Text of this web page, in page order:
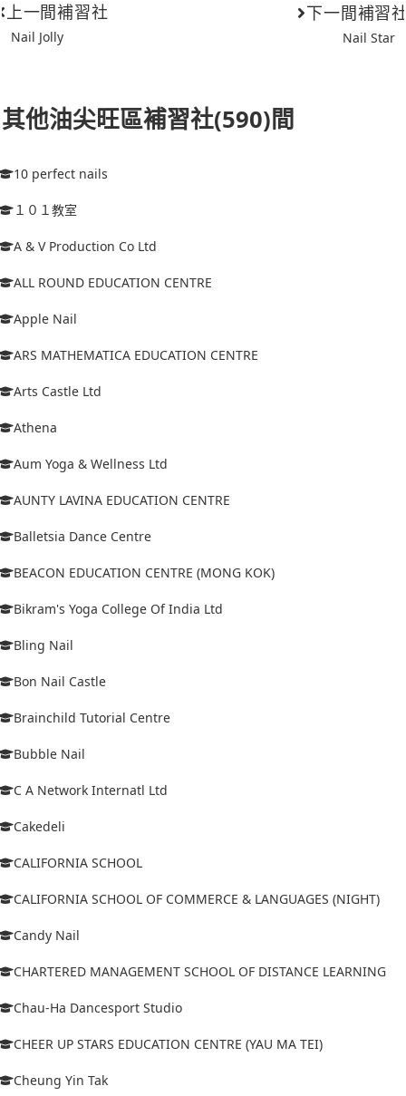
上一間補習社
Nail Jolly
下一間補習
Nail Star
其他油尖旺區補習社(590)間
10 perfect nails
１０１教室
A & V Production Co Ltd
ALL ROUND EDUCATION CENTRE
Apple Nail
ARS MATHEMATICA EDUCATION CENTRE
Arts Castle Ltd
Athena
Aum Yoga & Wellness Ltd
AUNTY LAVINA EDUCATION CENTRE
Balletsia Dance Centre
BEACON EDUCATION CENTRE (MONG KOK)
Bikram's Yoga College Of India Ltd
Bling Nail
Bon Nail Castle
Brainchild Tutorial Centre
Bubble Nail
C A Network Internatl Ltd
Cakedeli
CALIFORNIA SCHOOL
CALIFORNIA SCHOOL OF COMMERCE & LANGUAGES (NIGHT)
Candy Nail
CHARTERED MANAGEMENT SCHOOL OF DISTANCE LEARNING
Chau-Ha Dancesport Studio
CHEER UP STARS EDUCATION CENTRE (YAU MA TEI)
Cheung Yin Tak